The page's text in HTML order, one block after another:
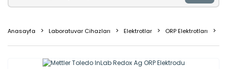
Anasayfa Laboratuvar Cihazları Elektrotlar ORP Elektrotları